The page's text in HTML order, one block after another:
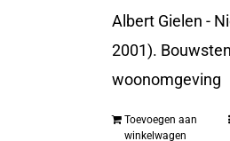
Albert Gielen -
2001).
woonomgeving
Toevoegen aan
winkelwagen